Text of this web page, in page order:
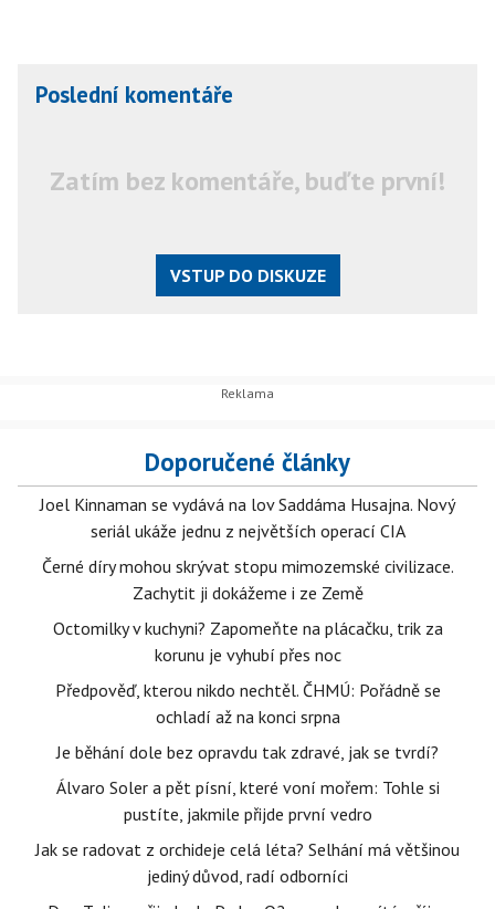
Poslední komentáře
Zatím bez komentáře, buďte první!
VSTUP DO DISKUZE
Doporučené články
Joel Kinnaman se vydává na lov Saddáma Husajna. Nový
seriál ukáže jednu z největších operací CIA
Černé díry mohou skrývat stopu mimozemské civilizace.
Zachytit ji dokážeme i ze Země
Octomilky v kuchyni? Zapomeňte na plácačku, trik za
korunu je vyhubí přes noc
Předpověď, kterou nikdo nechtěl. ČHMÚ: Pořádně se
ochladí až na konci srpna
Je běhání dole bez opravdu tak zdravé, jak se tvrdí?
Álvaro Soler a pět písní, které voní mořem: Tohle si
pustíte, jakmile přijde první vedro
Jak se radovat z orchideje celá léta? Selhání má většinou
jediný důvod, radí odborníci